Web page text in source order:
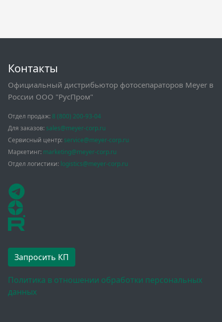
Контакты
Официальный дистрибьютор фотосепараторов Meyer в
России ООО "РусПром"
Отдел продаж: 8 (800) 200-93-04
Для заказов: sales@meyer-corp.ru
Сервисный центр: service@meyer-corp.ru
Маркетинг: marketing@meyer-corp.ru
Отдел логистики: logistics@meyer-corp.ru
Запросить КП
Политика в отношении обработки персональных
данных